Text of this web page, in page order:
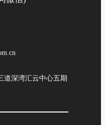
道深湾汇云中心五期